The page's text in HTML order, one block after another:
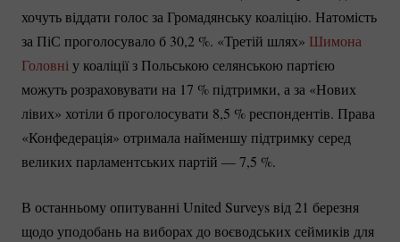
хочуть віддати голос за Громадянську коаліцію. Натомість
за ПіС проголосувало б 30,2 %. «Третій шлях» Шимона
Головні у коаліції з Польською селянською партією
можуть розраховувати на 17 %підтримки, а за «Нових
лівих» хотіли б проголосувати 8,5 % респондентів. Права
«Конфедерація» отримала найменшу підтримку серед
великих парламентських партій — 7,5 %.
В останньому опитуванні United Surveys від 21 березня
щодо уподобань на виборах до воєводських сеймиків для